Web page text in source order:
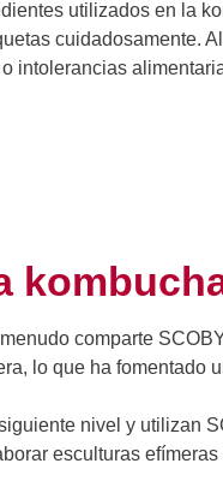
utilizados en la
cuidadosamente.
intolerancias
comparte
lo que ha fomentado
nivel y utilizan
esculturas